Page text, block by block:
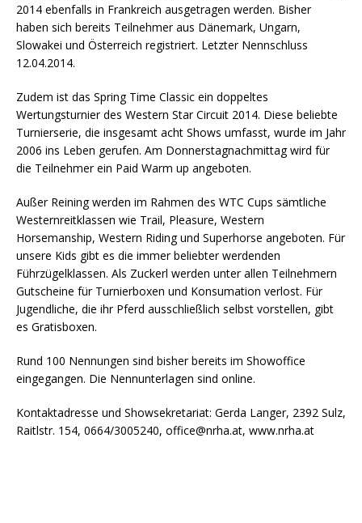
2014 ebenfalls in Frankreich ausgetragen werden. Bisher
haben sich bereits Teilnehmer aus Dänemark, Ungarn,
Slowakei und Österreich registriert. Letzter Nennschluss
12.04.2014.
Zudem ist das Spring Time Classic ein doppeltes
Wertungsturnier des Western Star Circuit 2014. Diese beliebte
Turnierserie, die insgesamt acht Shows umfasst, wurde im Jahr
2006 ins Leben gerufen. Am Donnerstagnachmittag wird für
die Teilnehmer ein Paid Warm up angeboten.
Außer Reining werden im Rahmen des WTC Cups sämtliche
Westernreitklassen wie Trail, Pleasure, Western
Horsemanship, Western Riding und Superhorse angeboten. Für
unsere Kids gibt es die immer beliebter werdenden
Führzügelklassen. Als Zuckerl werden unter allen Teilnehmern
Gutscheine für Turnierboxen und Konsumation verlost. Für
Jugendliche, die ihr Pferd ausschließlich selbst vorstellen, gibt
es Gratisboxen.
Rund 100 Nennungen sind bisher bereits im Showoffice
eingegangen. Die Nennunterlagen sind online.
Kontaktadresse und Showsekretariat: Gerda Langer, 2392 Sulz,
Raitlstr. 154, 0664/3005240, office@nrha.at, www.nrha.at